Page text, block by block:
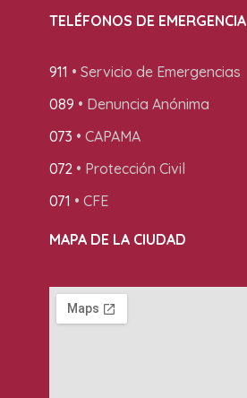
TELÉFONOS DE EMERGENCIA
911 • Servicio de Emergencias
089 • Denuncia Anónima
073 • CAPAMA
072• Protección Civil
071 • CFE
MAPA DE LA CIUDAD